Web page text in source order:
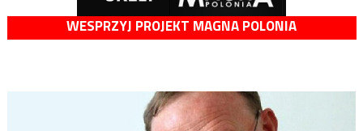
WESPRZYJ PROJEKT MAGNA POLONIA